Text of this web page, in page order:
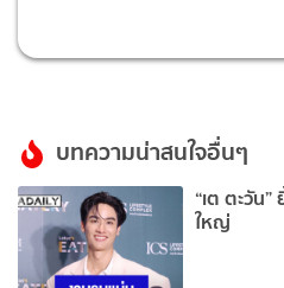
บทความน่าสนใจอื่นๆ
“เต ตะวัน
ใหญ่